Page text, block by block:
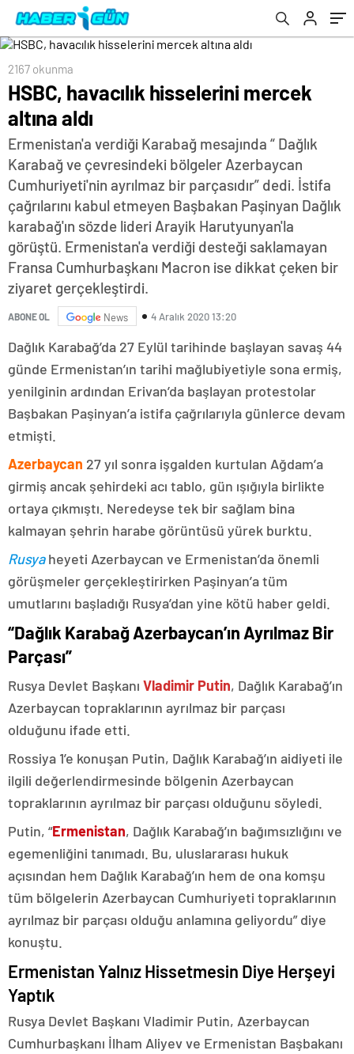
2167 okunma
HSBC, havacılık hisselerini mercek
altına aldı
Ermenistan'a verdiği Karabağ mesajında “ Dağlık
Karabağ ve çevresindeki bölgeler Azerbaycan
Cumhuriyeti'nin ayrılmaz bir parçasıdır” dedi. İstifa
çağrılarını kabul etmeyen Başbakan Paşinyan Dağlık
karabağ'ın sözde lideri Arayik Harutyunyan'la
görüştü. Ermenistan'a verdiği desteği saklamayan
Fransa Cumhurbaşkanı Macron ise dikkat çeken bir
ziyaret gerçekleştirdi.
ABONE OL News 4 Aralık 2020 13:20
Dağlık Karabağ’da 27 Eylül tarihinde başlayan savaş 44
günde Ermenistan’ın tarihi mağlubiyetiyle sona ermiş,
yenilginin ardından Erivan’da başlayan protestolar
Başbakan Paşinyan’a istifa çağrılarıyla günlerce devam
etmişti.
Azerbaycan 27 yıl sonra işgalden kurtulan Ağdam’a
girmiş ancak şehirdeki acı tablo, gün ışığıyla birlikte
ortaya çıkmıştı. Neredeyse tek bir sağlam bina
kalmayan şehrin harabe görüntüsü yürek burktu.
Rusyaheyeti Azerbaycan ve Ermenistan’da önemli
görüşmeler gerçekleştirirken Paşinyan’a tüm
umutlarını başladığı Rusya’dan yine kötü haber geldi.
“Dağlık Karabağ Azerbaycan’ın Ayrılmaz Bir
Parçası”
Rusya Devlet Başkanı Vladimir Putin, Dağlık Karabağ’ın
Azerbaycan topraklarının ayrılmaz bir parçası
olduğunu ifade etti.
Rossiya 1’e konuşan Putin, Dağlık Karabağ’ın aidiyeti ile
ilgili değerlendirmesinde bölgenin Azerbaycan
topraklarının ayrılmaz bir parçası olduğunu söyledi.
Putin, “Ermenistan, Dağlık Karabağ’ın bağımsızlığını ve
egemenliğini tanımadı. Bu, uluslararası hukuk
açısından hem Dağlık Karabağ’ın hem de ona komşu
tüm bölgelerin Azerbaycan Cumhuriyeti topraklarının
ayrılmaz bir parçası olduğu anlamına geliyordu” diye
konuştu.
Ermenistan Yalnız Hissetmesin Diye Herşeyi
Yaptık
Rusya Devlet Başkanı Vladimir Putin, Azerbaycan
Cumhurbaşkanı İlham Aliyev ve Ermenistan Başbakanı